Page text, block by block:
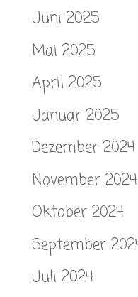
Juni 2025
Mai 2025
April 2025
Januar 2025
Dezember 2024
November 2024
Oktober 2024
September
Juli 2024